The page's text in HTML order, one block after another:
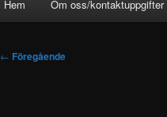
Hem Om oss/kontaktuppgifter
Inläggsnavigering
← Föregående